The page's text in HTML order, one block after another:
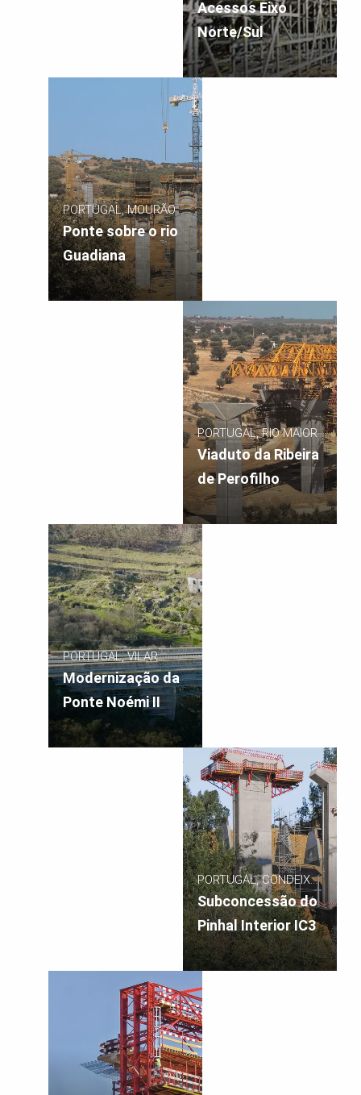
Acessos Eixo
Norte/Sul
PORTUGAL, MOURÃO
Ponte sobre o rio
Guadiana
PORTUGAL, RIO MAIOR
Viaduto da Ribeira
de Perofilho
PORTUGAL, VILAR
FORMOSO
Modernização da
Ponte Noémi II
PORTUGAL, CONDEIXA,
COIMBRA
Subconcessão do
Pinhal Interior IC3